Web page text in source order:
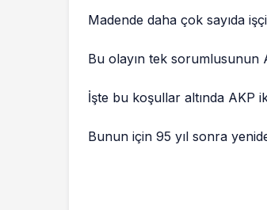
Madende daha çok sayıda
Bu olayın tek sorumlusunun
İşte bu koşullar altında AKP
Bunun için 95 yıl sonra